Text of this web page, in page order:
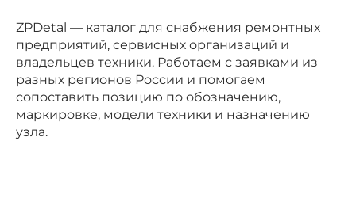
ZPDetal — каталог для снабжения ремонтных
предприятий, сервисных организаций и
владельцев техники. Работаем с заявками из
разных регионов России и помогаем
сопоставить позицию по обозначению,
маркировке, модели техники и назначению
узла.